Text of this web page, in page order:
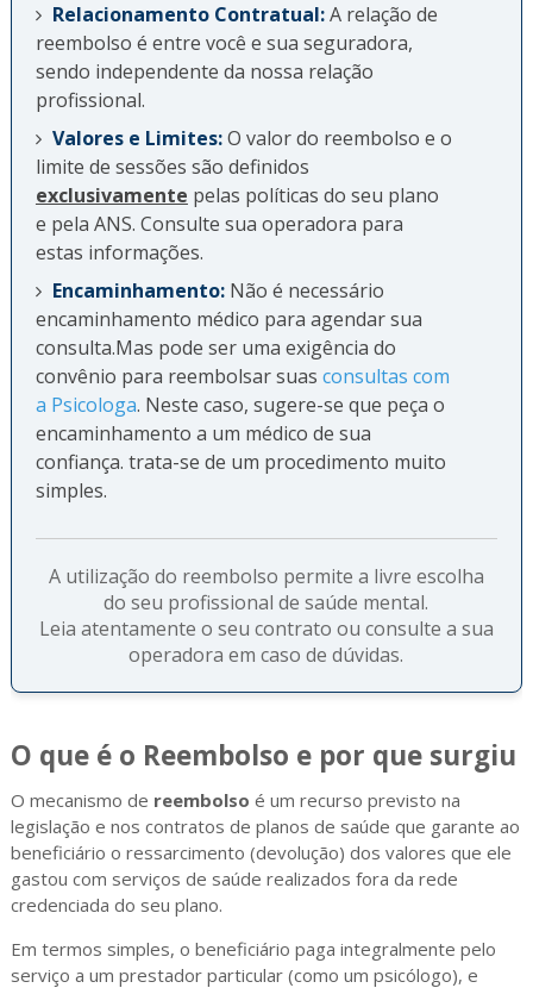
Relacionamento Contratual:A relação de
reembolso é entre você e sua seguradora,
sendo independente da nossa relação
profissional.
Valores e Limites:O valor do reembolso e o
limite de sessões são definidos
exclusivamente pelas políticas do seu plano
e pela ANS. Consulte sua operadora para
estas informações.
Encaminhamento:Não é necessário
encaminhamento médico para agendar sua
consulta.Mas pode ser uma exigência do
convênio para reembolsar suas consultas com
a Psicologa. Neste caso, sugere-se que peça o
encaminhamento a um médico de sua
confiança. trata-se de um procedimento muito
simples.
A utilização do reembolso permite a livre escolha
do seu profissional de saúde mental.
Leia atentamente o seu contrato ou consulte a sua
operadora em caso de dúvidas.
O que é o Reembolso e por que surgiu
O mecanismo de reembolso é um recurso previsto na
legislação e nos contratos de planos de saúde que garante ao
beneficiário o ressarcimento (devolução) dos valores que ele
gastou com serviços de saúde realizados fora da rede
credenciada do seu plano.
Em termos simples, o beneficiário paga integralmente pelo
serviço a um prestador particular (como um psicólogo), e